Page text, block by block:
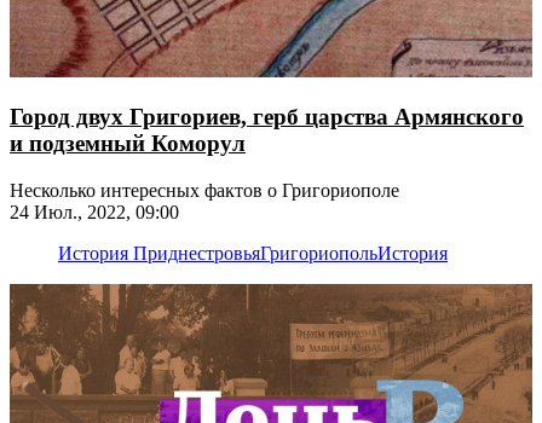
Город двух Григориев, герб царства Армянского
и подземный Коморул
Несколько интересных фактов о Григориополе
24 Июл., 2022, 09:00
История ПриднестровьяГригориопольИстория